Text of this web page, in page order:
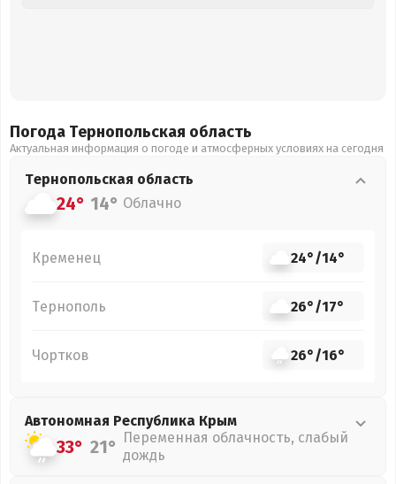
Погода Тернопольская область
Актуальная информация о погоде и атмосферных условиях на сегодня
Тернопольская область
24° 14° Облачно
Кременец 24°/14°
Тернополь 26°/17°
Чортков 26°/16°
Автономная Республика Крым
33° 21° Переменная облачность, слабый
дождь